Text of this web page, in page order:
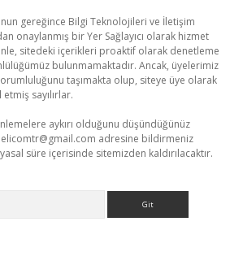
gereğince Bilgi Teknolojileri ve İletişim
onaylanmış bir Yer Sağlayıcı olarak hizmet
sitedeki içerikleri proaktif olarak denetleme
bulunmamaktadır. Ancak, üyelerimiz
taşımakta olup, siteye üye olarak
sayılırlar.
aykırı olduğunu düşündüğünüz
adresine bildirmeniz
süre içerisinde sitemizden kaldırılacaktır.